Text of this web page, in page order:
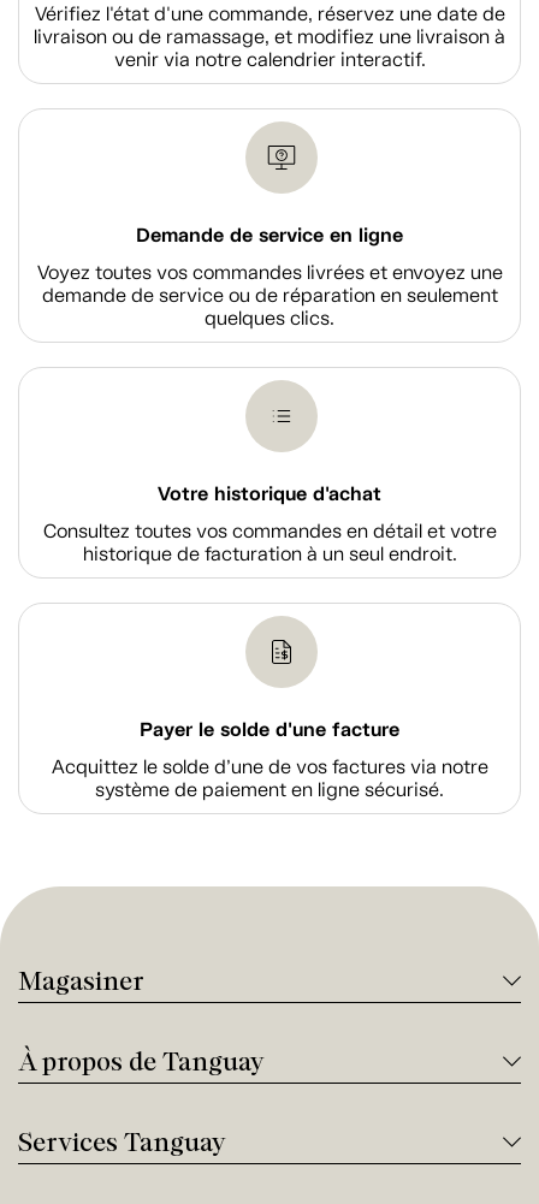
Vérifiez l'état d'une commande, réservez une date de
livraison ou de ramassage, et modifiez une livraison à
venir via notre calendrier interactif.
Demande de service en ligne
Voyez toutes vos commandes livrées et envoyez une
demande de service ou de réparation en seulement
quelques clics.
Votre historique d'achat
Consultez toutes vos commandes en détail et votre
historique de facturation à un seul endroit.
Payer le solde d'une facture
Acquittez le solde d’une de vos factures via notre
système de paiement en ligne sécurisé.
Magasiner
À propos de Tanguay
Services Tanguay